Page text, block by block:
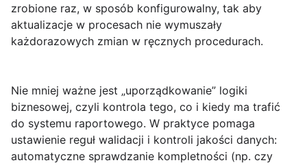
zrobione raz, w sposób konfigurowalny, tak aby
aktualizacje w procesach nie wymuszały
każdorazowych zmian w ręcznych procedurach.
Nie mniej ważne jest „uporządkowanie” logiki
biznesowej, czyli kontrola tego, co i kiedy ma trafić
do systemu raportowego. W praktyce pomaga
ustawienie reguł walidacji i kontroli jakości danych:
automatyczne sprawdzanie kompletności (np. czy